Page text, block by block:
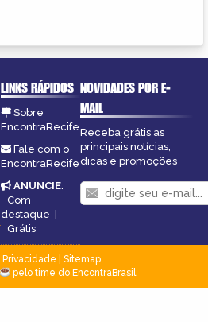
LINKS RÁPIDOS
Sobre
EncontraRecife
Fale com o
EncontraRecife
ANUNCIE:
Com
destaque |
Grátis
NOVIDADES POR E-
MAIL
Receba grátis as
principais notícias,
dicas e promoções
Privacidade
Sitemap
pelo time do EncontraBrasil